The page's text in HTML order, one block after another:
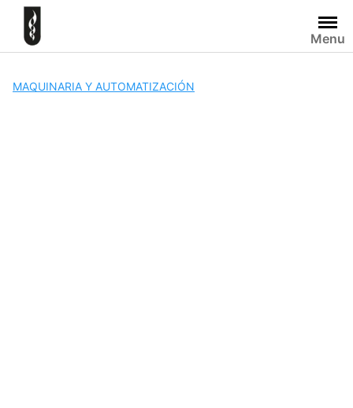
Skip
content
Menu
MAQUINARIA Y AUTOMATIZACIÓN